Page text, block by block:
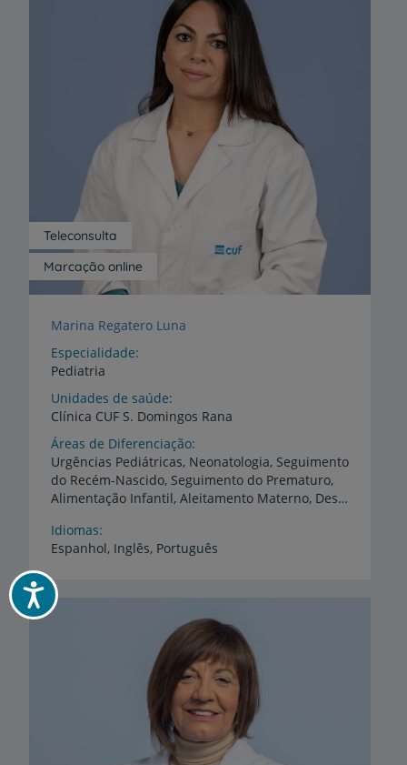
Acessibilidade
Marcação online
Teleconsulta
Marina Regatero Luna
Especialidade
Pediatria
Unidades de saúde
Clínica CUF S. Domingos Rana
Áreas de Diferenciação
Urgências Pediátricas, Neonatologia, Seguimento
do Recém-Nascido, Seguimento do Prematuro,
Alimentação Infantil, Aleitamento Materno, Desenvolvimento e Comportamento Infantil, Sono na Criança, Infeções Pediátricas, Asma e Patologia Respiratória Pediátrica, Dermatologia Pediátrica, Saúde do Adolescente, Cuidados Intensivos Pediátricos e Neonatais
Idiomas
Espanhol, Inglês, Português